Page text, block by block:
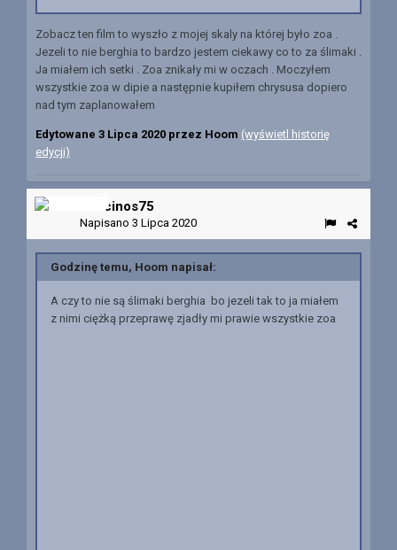
Zobacz ten film to wyszło z mojej skaly na której było zoa .
Jezeli to nie berghia to bardzo jestem ciekawy co to za ślimaki .
Ja miałem ich setki . Zoa znikały mi w oczach . Moczyłem
wszystkie zoa w dipie a następnie kupiłem chrysusa dopiero
nad tym zaplanowałem
Edytowane 3 Lipca 2020 przez Hoom (wyświetl historię
edycji)
marcinos75
Napisano 3 Lipca 2020
Godzinę temu, Hoom napisał:
A czy to nie są ślimaki berghia bo jezeli tak to ja miałem
z nimi ciężką przeprawę zjadły mi prawie wszystkie zoa